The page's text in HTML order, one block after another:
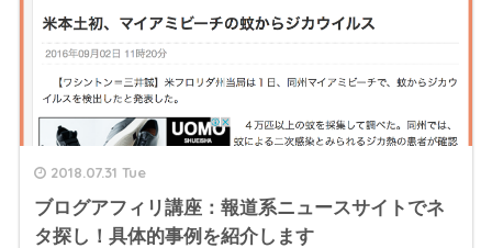
2018.07.31 Tue
ブログアフィリ講座：報道系ニュースサイトでネ
タ探し！具体的事例を紹介します